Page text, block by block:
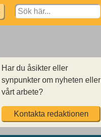
Search
for:
Har du åsikter eller
synpunkter om nyheten eller
vårt arbete?
Kontakta redaktionen